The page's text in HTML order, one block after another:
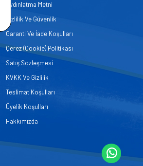
Aydınlatma Metni
Gizlilik Ve Güvenlik
Garanti Ve İade Koşulları
Çerez (Cookie) Politikası
Satış Sözleşmesi
KVKK Ve Gizlilik
Teslimat Koşulları
Üyelik Koşulları
Hakkımızda